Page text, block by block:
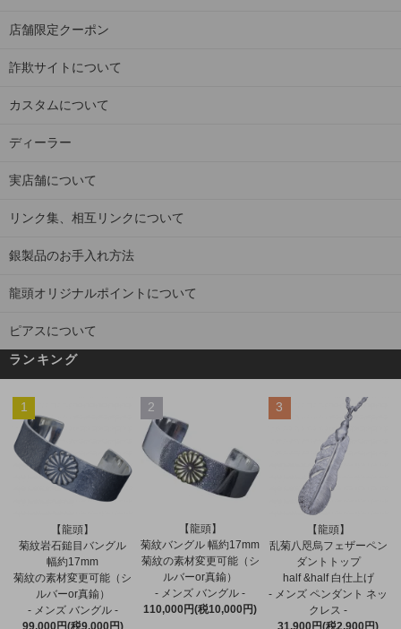
店舗限定クーポン
詐欺サイトについて
カスタムについて
ディーラー
実店舗について
リンク集、相互リンクについて
銀製品のお手入れ方法
龍頭オリジナルポイントについて
ピアスについて
ランキング
1
【龍頭】
菊紋岩石鎚目バングル
幅約17mm
菊紋の素材変更可能（シ
ルバーor真鍮）
- メンズ バングル -
99,000円(税9,000円)
2
【龍頭】
菊紋バングル 幅約17mm
菊紋の素材変更可能（シ
ルバーor真鍮）
- メンズ バングル -
110,000円(税10,000円)
3
【龍頭】
乱菊八咫烏フェザーペン
ダントトップ
half &half 白仕上げ
- メンズ ペンダント ネッ
クレス -
31,900円(税2,900円)